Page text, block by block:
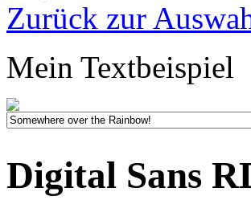
Zurück zur
Mein Textbeispiel
Digital Sans